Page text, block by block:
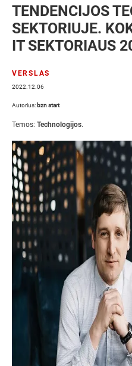
TENDENCIJOS
SEKTORIUJE.
IT SEKTORIAUS
VERSLAS
2022.12.06
Autorius: bzn start
Temos: Technologijos.